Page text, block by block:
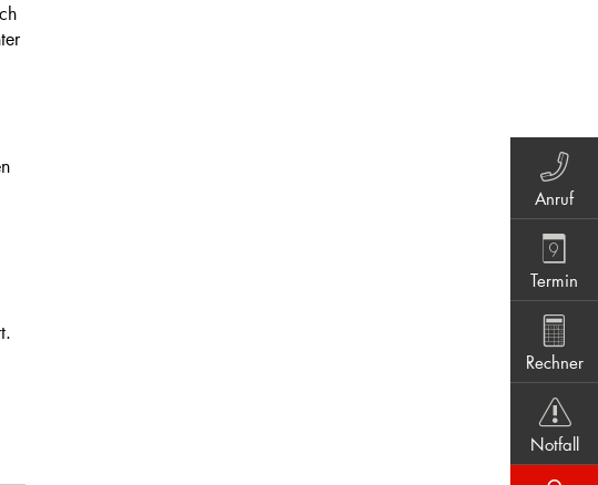
Anruf
Termin
Rechner
Notfall